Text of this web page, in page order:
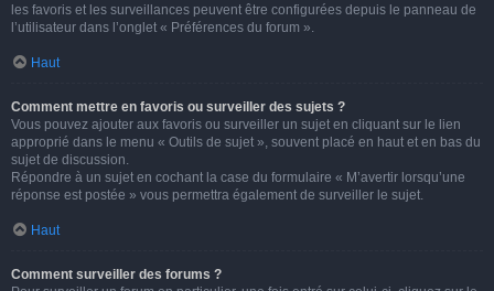
les favoris et les surveillances peuvent être configurées depuis le panneau de
l’utilisateur dans l’onglet « Préférences du forum ».
Haut
Comment mettre en favoris ou surveiller des sujets ?
Vous pouvez ajouter aux favoris ou surveiller un sujet en cliquant sur le lien
approprié dans le menu « Outils de sujet », souvent placé en haut et en bas du
sujet de discussion.
Répondre à un sujet en cochant la case du formulaire « M’avertir lorsqu’une
réponse est postée » vous permettra également de surveiller le sujet.
Haut
Comment surveiller des forums ?